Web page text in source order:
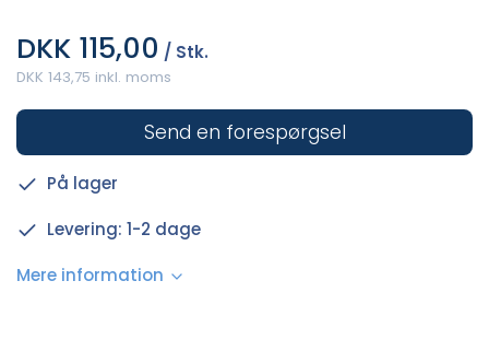
DKK 115,00 / Stk.
DKK 143,75 inkl. moms
Send en forespørgsel
På lager
Levering: 1-2 dage
Mere information